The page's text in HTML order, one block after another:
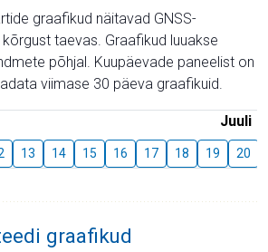
graafikud näitavad GNSS-
taevas. Graafikud luuakse
põhjal. Kuupäevade paneelist on
viimase 30 päeva graafikuid.
Juuli
13 14 15 16 17 18 19 20
graafikud